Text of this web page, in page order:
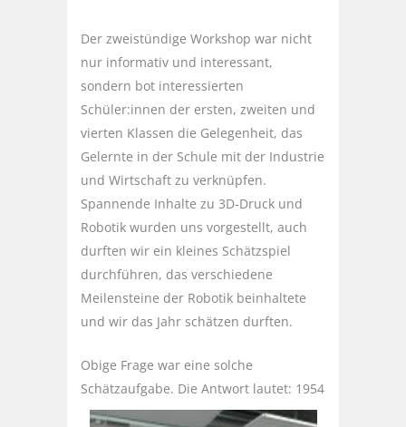
Der zweistündige Workshop war nicht
nur informativ und interessant,
sondern bot interessierten
Schüler:innen der ersten, zweiten und
vierten Klassen die Gelegenheit, das
Gelernte in der Schule mit der Industrie
und Wirtschaft zu verknüpfen.
Spannende Inhalte zu 3D-Druck und
Robotik wurden uns vorgestellt, auch
durften wir ein kleines Schätzspiel
durchführen, das verschiedene
Meilensteine der Robotik beinhaltete
und wir das Jahr schätzen durften.
Obige Frage war eine solche
Schätzaufgabe. Die Antwort lautet: 1954